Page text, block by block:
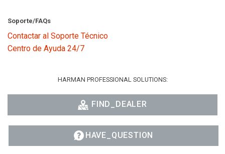
Soporte/FAQs
Contactar al Soporte Técnico
Centro de Ayuda 24/7
HARMAN PROFESSIONAL SOLUTIONS:
FIND_DEALER
HAVE_QUESTION